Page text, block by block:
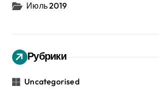
Июль 2019
Рубрики
Uncategorised